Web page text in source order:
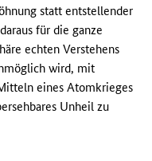
statt entstellender
für die ganze
echten Verstehens
wird, mit
eines Atomkrieges
Unheil zu